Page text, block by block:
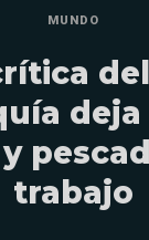
MUNDO
trabajo